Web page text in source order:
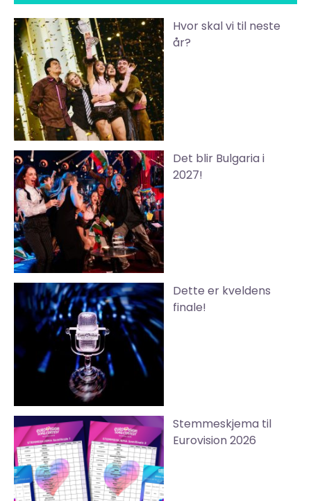
Hvor skal vi til neste
år?
Det blir Bulgaria i
2027!
Dette er kveldens
finale!
Stemmeskjema til
Eurovision 2026